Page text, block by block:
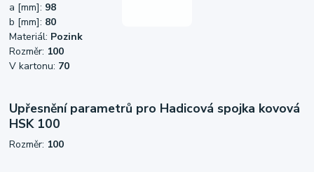
a [mm]: 98
b [mm]: 80
Materiál: Pozink
Rozměr: 100
V kartonu: 70
Upřesnění parametrů pro Hadicová spojka kovová
HSK 100
Rozměr: 100